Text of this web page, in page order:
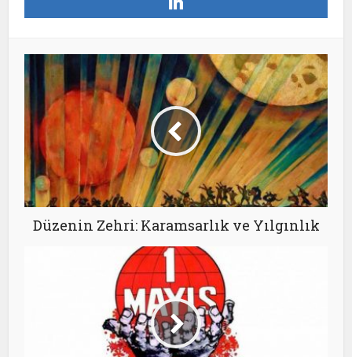
Düzenin Zehri: Karamsarlık ve Yılgınlık